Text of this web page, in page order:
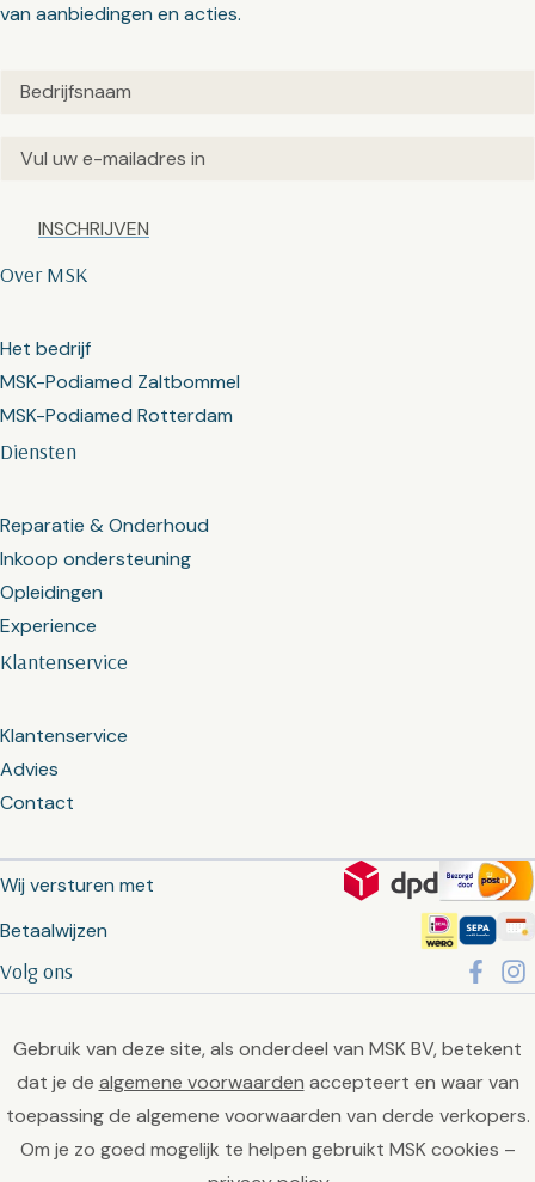
Klantenservice
Klantenservice
Advies
Contact
Diensten
Reparatie & Onderhoud
Inkoop ondersteuning
Opleidingen
Experience
Over MSK
Het bedrijf
MSK-Podiamed Zaltbommel
MSK-Podiamed Rotterdam
van aanbiedingen en acties.
Untitled(Vereist)
Email(Vereist)
Captcha
Wij versturen met
Betaalwijzen
Volg ons
Gebruik van deze site, als onderdeel van MSK BV, betekent
dat je de algemene voorwaarden accepteert en waar van
toepassing de algemene voorwaarden van derde verkopers.
Om je zo goed mogelijk te helpen gebruikt MSK cookies –